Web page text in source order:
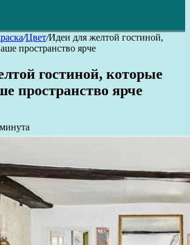
/Цвет/Идеи для желтой гостиной,
пространство ярче
гостиной, которые
пространство ярче